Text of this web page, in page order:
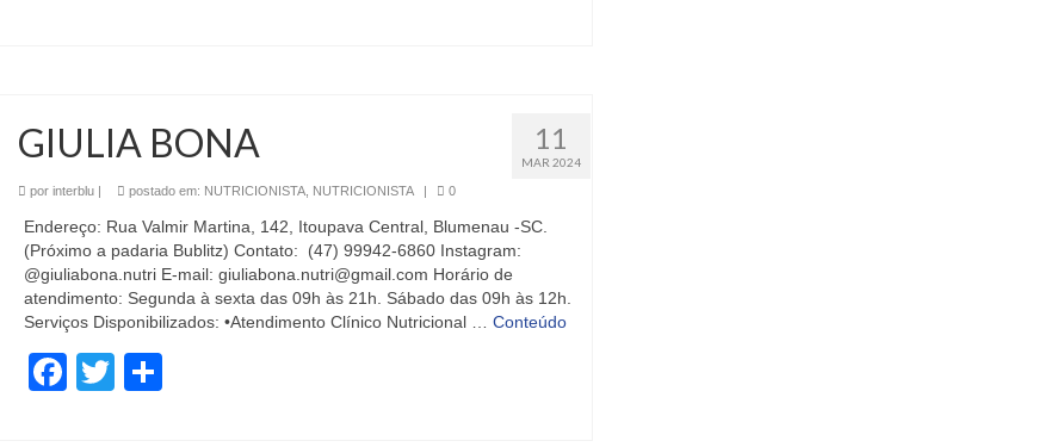
11
MAR 2024
GIULIA BONA
por interblu| postado em: NUTRICIONISTA, NUTRICIONISTA | 0
Endereço: Rua Valmir Martina, 142, Itoupava Central, Blumenau -SC.
(Próximo a padaria Bublitz) Contato: (47) 99942-6860 Instagram:
@giuliabona.nutri E-mail: giuliabona.nutri@gmail.com Horário de
atendimento: Segunda à sexta das 09h às 21h. Sábado das 09h às 12h.
Serviços Disponibilizados: •Atendimento Clínico Nutricional … Conteúdo
Facebook
Twitter